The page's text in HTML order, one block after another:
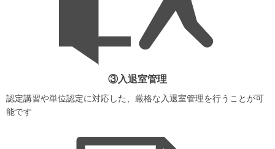
③入退室管理
認定講習や単位認定に対応した、厳格な入退室管理を行うことが可
能です